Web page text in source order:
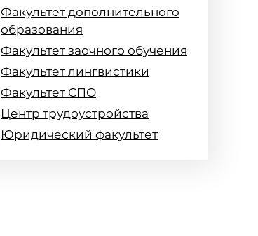
Факультет дополнительного
образования
Факультет заочного обучения
Факультет лингвистики
Факультет СПО
Центр трудоустройства
Юридический факультет